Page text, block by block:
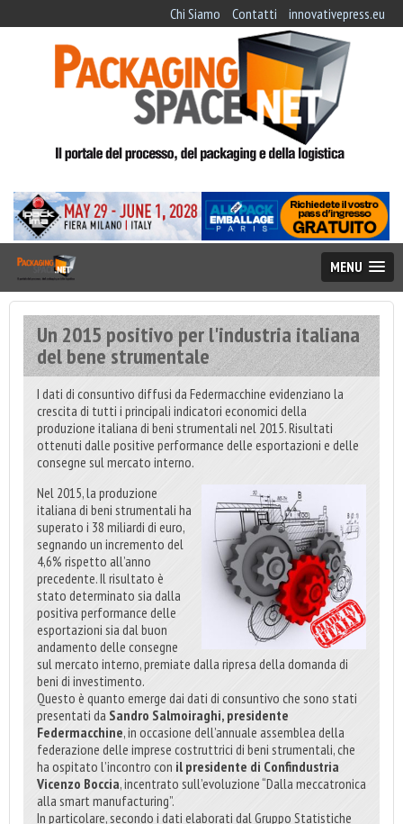
Chi Siamo Contatti innovativepress.eu
MENU
Un 2015 positivo per l'industria italiana
del bene strumentale
I dati di consuntivo diffusi da Federmacchine evidenziano la
crescita di tutti i principali indicatori economici della
produzione italiana di beni strumentali nel 2015. Risultati
ottenuti dalle positive performance delle esportazioni e delle
consegne sul mercato interno.
Nel 2015, la produzione
italiana di beni strumentali ha
superato i 38 miliardi di euro,
segnando un incremento del
4,6% rispetto all’anno
precedente. Il risultato è
stato determinato sia dalla
positiva performance delle
esportazioni sia dal buon
andamento delle consegne
sul mercato interno, premiate dalla ripresa della domanda di
beni di investimento.
Questo è quanto emerge dai dati di consuntivo che sono stati
presentati da Sandro Salmoiraghi, presidente
Federmacchine, in occasione dell’annuale assemblea della
federazione delle imprese costruttrici di beni strumentali, che
ha ospitato l’incontro con il presidente di Confindustria
Vicenzo Boccia, incentrato sull’evoluzione “Dalla meccatronica
alla smart manufacturing”.
In particolare, secondo i dati elaborati dal Gruppo Statistiche